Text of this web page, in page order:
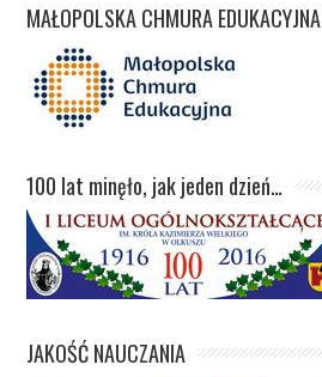
MAŁOPOLSKA CHMURA EDUKACYJNA
100 lat minęło, jak jeden dzień…
JAKOŚĆ NAUCZANIA